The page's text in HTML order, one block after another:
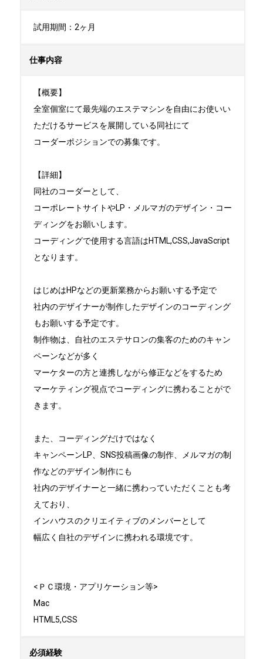
試用期間：2ヶ月
仕事内容
【概要】
全室個室にて最先端のエステマシンを自由にお使いい
ただけるサービスを展開している同社にて
コーダーポジションでの募集です。
【詳細】
同社のコーダーとして、
コーポレートサイトやLP・メルマガのデザイン・コー
ディングをお願いします。
コーディングで使用する言語はHTML,CSS,JavaScript
となります。
はじめはHPなどの更新業務からお願いする予定で
社内のデザイナーが制作したデザインのコーディング
もお願いする予定です。
制作物は、自社のエステサロンの集客のためのキャン
ペーンなどが多く
マーケターの方と連携しながら修正などをするため
マーケティング視点でコーディングに携わることがで
きます。
また、コーディングだけではなく
キャンペーンLP、SNS投稿画像の制作、メルマガの制
作などのデザイン制作にも
社内のデザイナーと一緒に携わっていただくことも考
えており、
インハウスのクリエイティブのメンバーとして
幅広く自社のデザインに携われる環境です。
<ＰＣ環境・アプリケーション等>
Mac
HTML5,CSS
必須経験